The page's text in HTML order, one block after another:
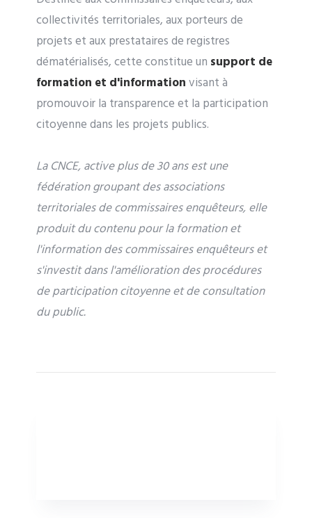
collectivités territoriales, aux porteurs de
projets et aux prestataires de registres
dématérialisés, cette constitue un support de
formation et d'informationvisant à
promouvoir la transparence et la participation
citoyenne dans les projets publics.
La CNCE, active plus de 30 ans est une
fédération groupant des associations
territoriales de commissaires enquêteurs, elle
produit du contenu pour la formation et
l'information des commissaires enquêteurs et
s'investit dans l'amélioration des procédures
de participation citoyenne et de consultation
du public.